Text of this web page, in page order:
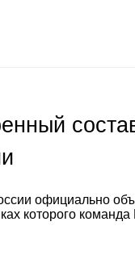
официально
которого